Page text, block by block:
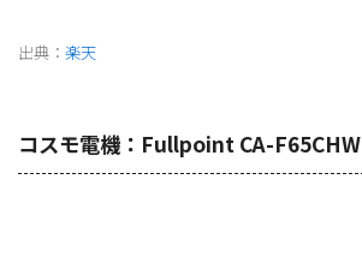
出典： 楽天
コスモ電機：Fullpoint CA-F65CHW